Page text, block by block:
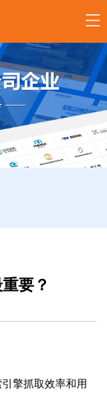
要？
擎抓取效率和用